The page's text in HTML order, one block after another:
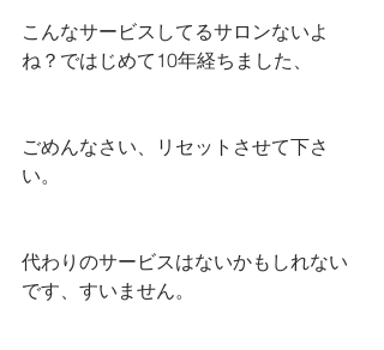
こんなサービスしてるサロンないよ
ね？ではじめて10年経ちました、
ごめんなさい、リセットさせて下さ
い。
代わりのサービスはないかもしれない
です、すいません。